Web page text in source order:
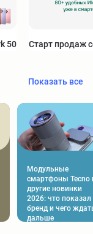
50 Старт продаж
Показать все
Модульные
смартфоны Tecno
другие новинки
2026: что показал
бренд и чего
дальше